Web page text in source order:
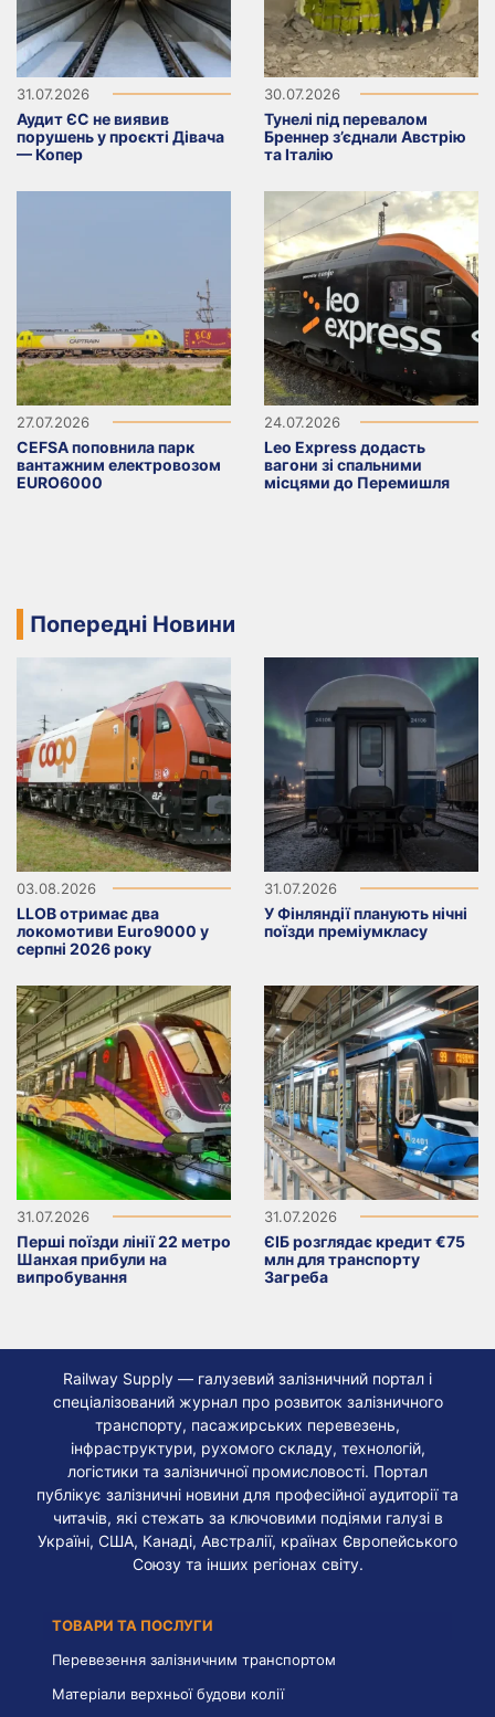
31.07.2026
Аудит ЄС не виявив
порушень у проєкті Дівача
— Копер
30.07.2026
Тунелі під перевалом
Бреннер з’єднали Австрію
та Італію
27.07.2026
CEFSA поповнила парк
вантажним електровозом
EURO6000
24.07.2026
Leo Express додасть
вагони зі спальними
місцями до Перемишля
Попередні Новини
03.08.2026
LLOB отримає два
локомотиви Euro9000 у
серпні 2026 року
31.07.2026
У Фінляндії планують нічні
поїзди преміумкласу
31.07.2026
Перші поїзди лінії 22 метро
Шанхая прибули на
випробування
31.07.2026
ЄІБ розглядає кредит €75
млн для транспорту
Загреба
Railway Supply — галузевий залізничний портал і
спеціалізований журнал про розвиток залізничного
транспорту, пасажирських перевезень,
інфраструктури, рухомого складу, технологій,
логістики та залізничної промисловості. Портал
публікує залізничні новини для професійної аудиторії та
читачів, які стежать за ключовими подіями галузі в
Україні, США, Канаді, Австралії, країнах Європейського
Союзу та інших регіонах світу.
ТОВАРИ ТА ПОСЛУГИ
Перевезення залізничним транспортом
Матеріали верхньої будови колії